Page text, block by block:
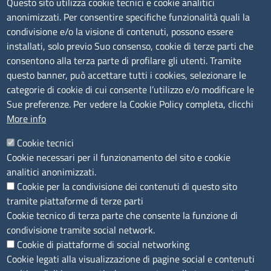
Deposito bilanci
Bollatura e vidimazione libri sociali e registri
Cronotachigrafo digitale e carta tachigrafica
Servizi ambientali
FGAS sanzioni
Registro telematico gas fluorurati ad
effetto serra
Informazione economica e sviluppo del
territorio
Dataview
CAP - 86170 - Corso Risorgimento, 302
Codice Fiscale e Partita Iva: 01741020703
Codice fatturazione elettronica: FUDNEO
Orari sportello fisico al pubblico
Menu footer 1
Scopri il Molise
Bandi
Eventi in programma
Menù privacy
Privacy Cookie Accessibilità Contatti Copyright
Mappa del sito Whistleblowing
anonimizzati. Per consentire specifiche funzionalità quali la
condivisione e/o la visione di contenuti, possono essere
installati, solo previo Suo consenso, cookie di terze parti che
consentono alla terza parte di profilare gli utenti. Tramite
questo banner, può accettare tutti i cookies, selezionare le
categorie di cookie di cui consente l’utilizzo e/o modificare le
Sue preferenze. Per vedere la Cookie Policy completa, clicchi
More info
Cookie tecnici
Cookie necessari per il funzionamento del sito e cookie
analitici anonimizzati.
Cookie per la condivisione dei contenuti di questo sito
tramite piattaforme di terze parti
Cookie tecnico di terza parte che consente la funzione di
condivisione tramite social network.
Cookie di piattaforme di social networking
Cookie legati alla visualizzazione di pagine social e contenuti